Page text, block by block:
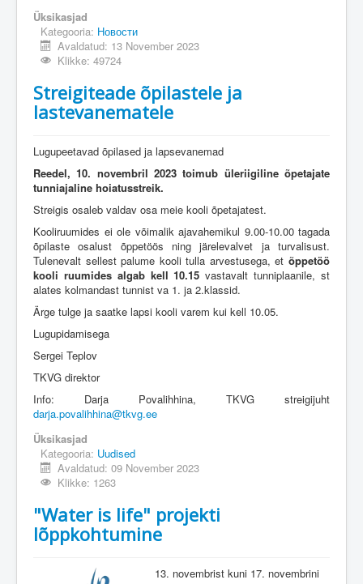
Üksikasjad
Kategooria: Новости
Avaldatud: 13 November 2023
Klikke: 49724
Streigiteade õpilastele ja
lastevanematele
Lugupeetavad õpilased ja lapsevanemad
Reedel, 10. novembril 2023 toimub üleriigiline õpetajate
tunniajaline hoiatusstreik.
Streigis osaleb valdav osa meie kooli õpetajatest.
Kooliruumides ei ole võimalik ajavahemikul 9.00-10.00 tagada
õpilaste osalust õppetöös ning järelevalvet ja turvalisust.
Tulenevalt sellest palume kooli tulla arvestusega, et õppetöö
kooli ruumides algab kell 10.15 vastavalt tunniplaanile, st
alates kolmandast tunnist va 1. ja 2.klassid.
Ärge tulge ja saatke lapsi kooli varem kui kell 10.05.
Lugupidamisega
Sergei Teplov
TKVG direktor
Info: Darja Povalihhina, TKVG streigijuht
darja.povalihhina@tkvg.ee
Üksikasjad
Kategooria: Uudised
Avaldatud: 09 November 2023
Klikke: 1263
"Water is life" projekti
lõppkohtumine
13. novembrist kuni 17. novembrini